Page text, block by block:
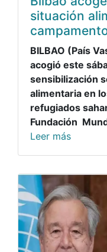
situación
BILBAO (País
acogió este
sensibilización
alimentaria en
refugiados
Fundación
Leer más